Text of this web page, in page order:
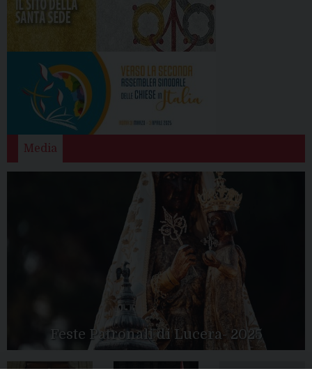
Media
Feste Patronali di Lucera- 2025